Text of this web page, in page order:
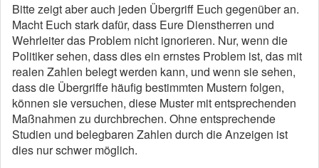
Bitte zeigt aber auch jeden Übergriff Euch gegenüber an.
Macht Euch stark dafür, dass Eure Dienstherren und
Wehrleiter das Problem nicht ignorieren. Nur, wenn die
Politiker sehen, dass dies ein ernstes Problem ist, das mit
realen Zahlen belegt werden kann, und wenn sie sehen,
dass die Übergriffe häufig bestimmten Mustern folgen,
können sie versuchen, diese Muster mit entsprechenden
Maßnahmen zu durchbrechen. Ohne entsprechende
Studien und belegbaren Zahlen durch die Anzeigen ist
dies nur schwer möglich.